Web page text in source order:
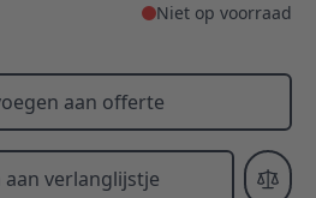
Niet op voorraad
aan offerte
aan verlanglijstje